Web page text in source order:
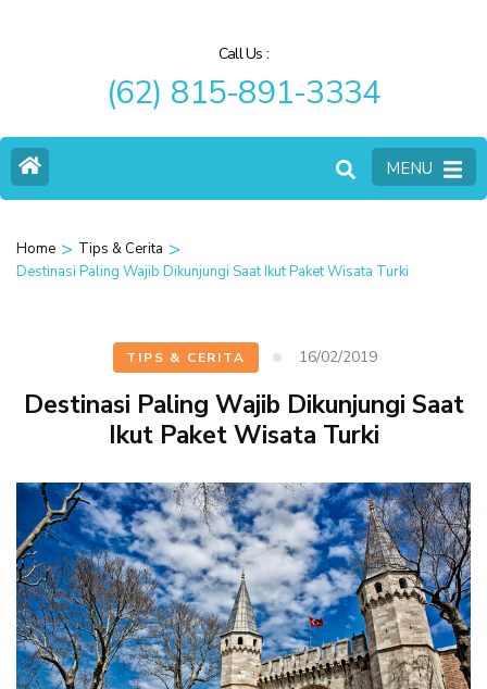
Call Us :
(62) 815-891-3334
MENU
Home > Tips & Cerita >
Destinasi Paling Wajib Dikunjungi Saat Ikut Paket Wisata Turki
TIPS & CERITA 16/02/2019
Destinasi Paling Wajib Dikunjungi Saat
Ikut Paket Wisata Turki